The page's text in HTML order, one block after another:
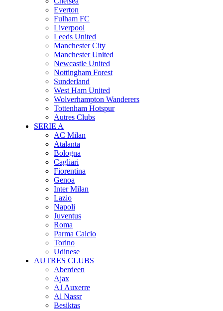
Everton
Fulham FC
Liverpool
Leeds United
Manchester City
Manchester United
Newcastle United
Nottingham Forest
Sunderland
West Ham United
Wolverhampton Wanderers
Tottenham Hotspur
Autres Clubs
SERIE A
AC Milan
Atalanta
Bologna
Cagliari
Fiorentina
Genoa
Inter Milan
Lazio
Napoli
Juventus
Roma
Parma Calcio
Torino
Udinese
AUTRES CLUBS
Aberdeen
Ajax
AJ Auxerre
Al Nassr
Besiktas